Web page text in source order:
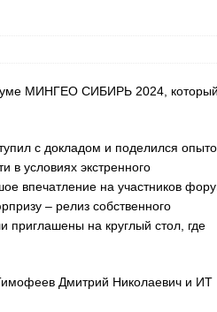
МИНГЕО СИБИРЬ 2024,
с докладом и поделился
в условиях экстренного
впечатление на участников
– релиз собственного
приглашены на круглый стол, где
Дмитрий Николаевич и ИТ